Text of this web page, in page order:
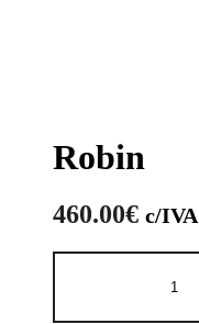
Robin
460.00€ c/IVA
de